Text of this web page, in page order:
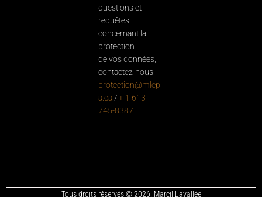
questions et
requêtes
concernant la
protection
de vos données,
contactez-nous.
protection@mlcp
a.ca /+ 1 613-
745-8387
Tous droits réservés © 2026. Marcil Lavallée